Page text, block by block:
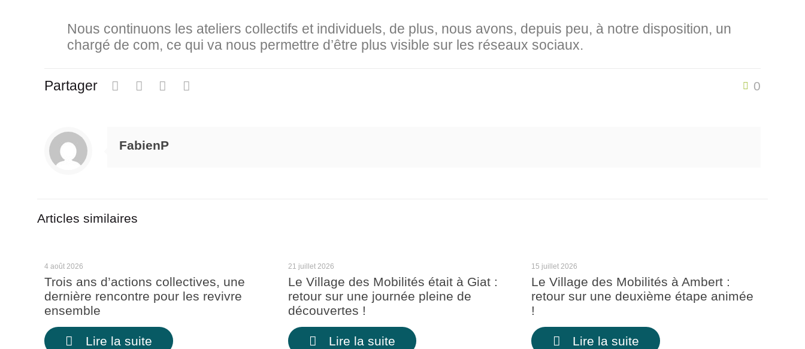
Nous continuons les ateliers collectifs et individuels, de plus, nous avons, depuis peu, à notre disposition, un
chargé de com, ce qui va nous permettre d’être plus visible sur les réseaux sociaux.
Partager 0
FabienP
Articles similaires
4 août 2026
Trois ans d’actions collectives, une
dernière rencontre pour les revivre
ensemble
Lire la suite
21 juillet 2026
Le Village des Mobilités était à Giat :
retour sur une journée pleine de
découvertes !
Lire la suite
15 juillet 2026
Le Village des Mobilités à Ambert :
retour sur une deuxième étape animée
!
Lire la suite